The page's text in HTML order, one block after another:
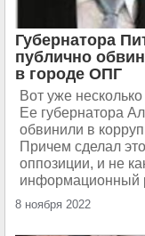
Губернатора
публично
в городе ОПГ
Вот уже
Ее губернатора
обвинили в
Причем сделал
оппозиции, и не
информационный
8 ноября 2022